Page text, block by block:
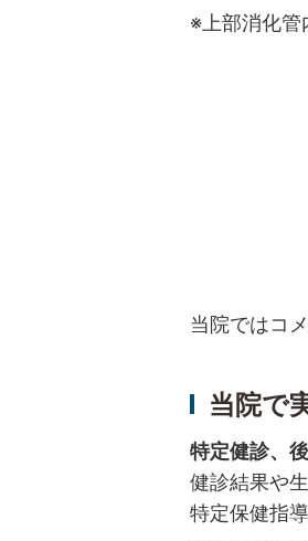
※上部消化管
当院ではコ
当院で
特定健診、
健診結果や
特定保健指